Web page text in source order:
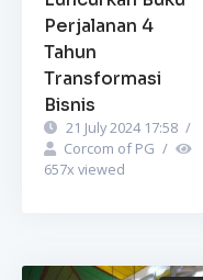
Perjalanan 4
Tahun
Transformasi
Bisnis
21 July 2024 17:58 /
Corcom of PG /
657x viewed